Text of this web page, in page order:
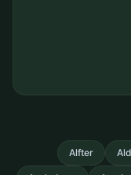
Alfter